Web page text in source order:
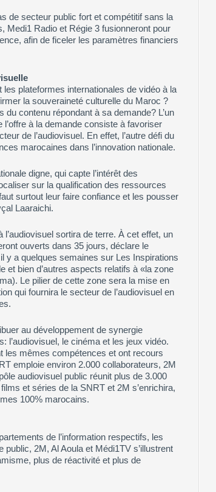
de secteur public fort et compétitif sans la
Medi1 Radio et Régie 3 fusionneront pour
afin de ficeler les paramètres financiers
plateformes internationales de vidéo à la
la souveraineté culturelle du Maroc ?
contenu répondant à sa demande? L’un
à la demande consiste à favoriser
de l’audiovisuel. En effet, l’autre défi du
marocaines dans l’innovation nationale.
digne, qui capte l’intérêt des
sur la qualification des ressources
surtout leur faire confiance et les pousser
Laaraichi.
l’audiovisuel sortira de terre. À cet effet, un
ouverts dans 35 jours, déclare le
y a quelques semaines sur Les Inspirations
et bien d’autres aspects relatifs à «la zone
Le pilier de cette zone sera la mise en
qui fournira le secteur de l’audiovisuel en
au développement de synergie
l’audiovisuel, le cinéma et les jeux vidéo.
les mêmes compétences et ont recours
emploie environ 2.000 collaborateurs, 2M
audiovisuel public réunit plus de 3.000
et séries de la SNRT et 2M s’enrichira,
100% marocains.
de l’information respectifs, les
2M, Al Aoula et Médi1TV s’illustrent
plus de réactivité et plus de